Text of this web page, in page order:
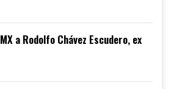
a Rodolfo Chávez Escudero, ex